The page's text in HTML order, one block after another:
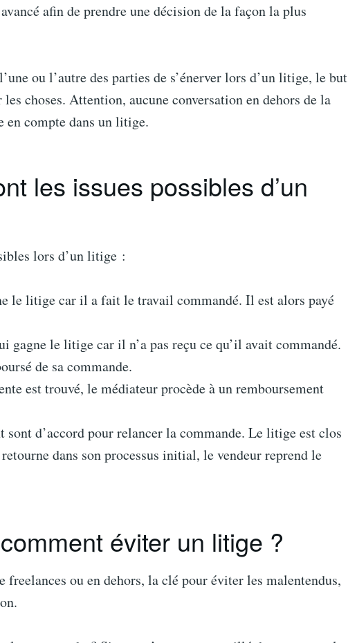
afin de prendre une décision de la façon la plus
ou l’autre des parties de s’énerver lors d’un litige, le but
choses. Attention, aucune conversation en dehors de la
en compte dans un litige.
les issues possibles d’un
lors d’un litige :
le litige car il a fait le travail commandé. Il est alors payé
gagne le litige car il n’a pas reçu ce qu’il avait commandé.
de sa commande.
est trouvé, le médiateur procède à un remboursement
sont d’accord pour relancer la commande. Le litige est clos
dans son processus initial, le vendeur reprend le
éviter un litige ?
freelances ou en dehors, la clé pour éviter les malentendus,